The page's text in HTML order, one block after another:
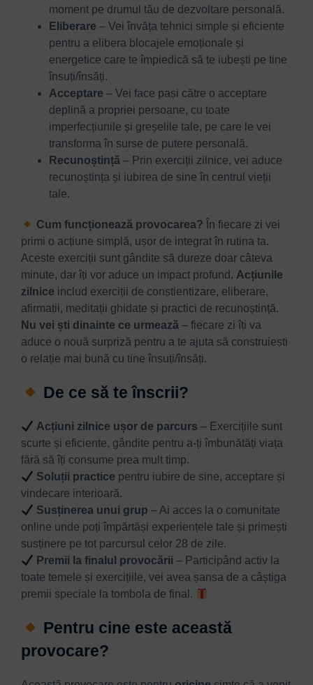
moment pe drumul tău de dezvoltare personală.
Eliberare – Vei învăța tehnici simple și eficiente
pentru a elibera blocajele emoționale și
energetice care te împiedică să te iubești pe tine
însuți/însăți.
Acceptare – Vei face pași către o acceptare
deplină a propriei persoane, cu toate
imperfecțiunile și greșelile tale, pe care le vei
transforma în surse de putere personală.
Recunoștință – Prin exerciții zilnice, vei aduce
recunoștința și iubirea de sine în centrul vieții
tale.
Cum funcționează provocarea? În fiecare zi vei
primi o acțiune simplă, ușor de integrat în rutina ta.
Aceste exerciții sunt gândite să dureze doar câteva
minute, dar îți vor aduce un impact profund. Acțiunile
zilnice includ exerciții de conștientizare, eliberare,
afirmații, meditații ghidate și practici de recunoștință.
Nu vei ști dinainte ce urmează – fiecare zi îți va
aduce o nouă surpriză pentru a te ajuta să construiești
o relație mai bună cu tine însuți/însăți.
De ce să te înscrii?
Acțiuni zilnice ușor de parcurs – Exercițiile sunt
scurte și eficiente, gândite pentru a-ți îmbunătăți viața
fără să îți consume prea mult timp.
Soluții practice pentru iubire de sine, acceptare și
vindecare interioară.
Susținerea unui grup – Ai acces la o comunitate
online unde poți împărtăși experiențele tale și primești
susținere pe tot parcursul celor 28 de zile.
Premii la finalul provocării – Participând activ la
toate temele și exercițiile, vei avea șansa de a câștiga
premii speciale la tombola de final.
Pentru cine este această
provocare?